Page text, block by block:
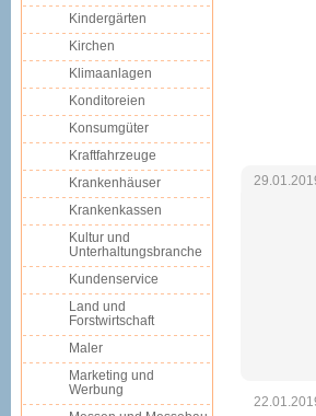
Kindergärten
Kirchen
Klimaanlagen
Konditoreien
Konsumgüter
Kraftfahrzeuge
Krankenhäuser
Krankenkassen
Kultur und
Unterhaltungsbranche
Kundenservice
Land und
Forstwirtschaft
Maler
Marketing und
Werbung